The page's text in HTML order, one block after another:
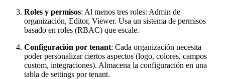
Roles y permisos: Al menos tres roles: Admin de
organización, Editor, Viewer. Usa un sistema de permisos
basado en roles (RBAC) que escale.
Configuración por tenant: Cada organización necesita
poder personalizar ciertos aspectos (logo, colores, campos
custom, integraciones). Almacena la configuración en una
tabla de settings por tenant.